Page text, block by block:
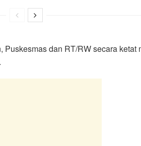
Puskesmas dan RT/RW secara ketat